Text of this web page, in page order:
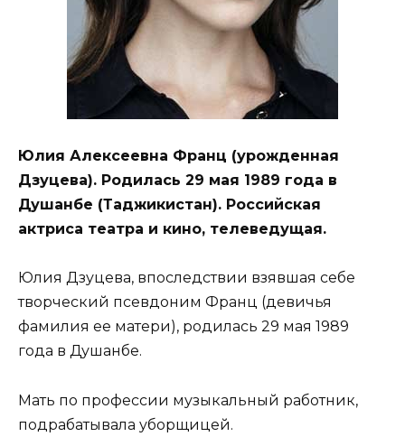
Юлия Алексеевна Франц (урожденная
Дзуцева). Родилась 29 мая 1989 года в
Душанбе (Таджикистан). Российская
актриса театра и кино, телеведущая.
Юлия Дзуцева, впоследствии взявшая себе
творческий псевдоним Франц (девичья
фамилия ее матери), родилась 29 мая 1989
года в Душанбе.
Мать по профессии музыкальный работник,
подрабатывала уборщицей.